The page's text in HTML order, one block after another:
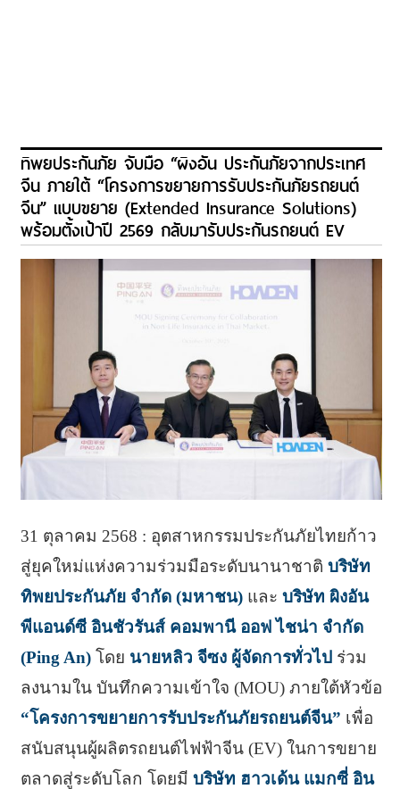
ทิพยประกันภัย จับมือ “ผิงอัน ประกันภัยจากประเทศ
จีน ภายใต้ “โครงการขยายการรับประกันภัยรถยนต์
จีน” แบบขยาย (Extended Insurance Solutions)
พร้อมตั้งเป้าปี 2569 กลับมารับประกันรถยนต์ EV
31 ตุลาคม 2568 : อุตสาหกรรมประกันภัยไทยก้าว
สู่ยุคใหม่แห่งความร่วมมือระดับนานาชาติ บริษัท
ทิพยประกันภัย จำกัด (มหาชน) และ บริษัท ผิงอัน
พีแอนด์ซี อินชัวรันส์ คอมพานี ออฟ ไชน่า จำกัด
(Ping An)โดย นายหลิว จีซง ผู้จัดการทั่วไปร่วม
ลงนามใน บันทึกความเข้าใจ (MOU) ภายใต้หัวข้อ
“โครงการขยายการรับประกันภัยรถยนต์จีน” เพื่อ
สนับสนุนผู้ผลิตรถยนต์ไฟฟ้าจีน (EV) ในการขยาย
ตลาดสู่ระดับโลก โดยมี บริษัท ฮาวเด้น แมกซี่ อิน